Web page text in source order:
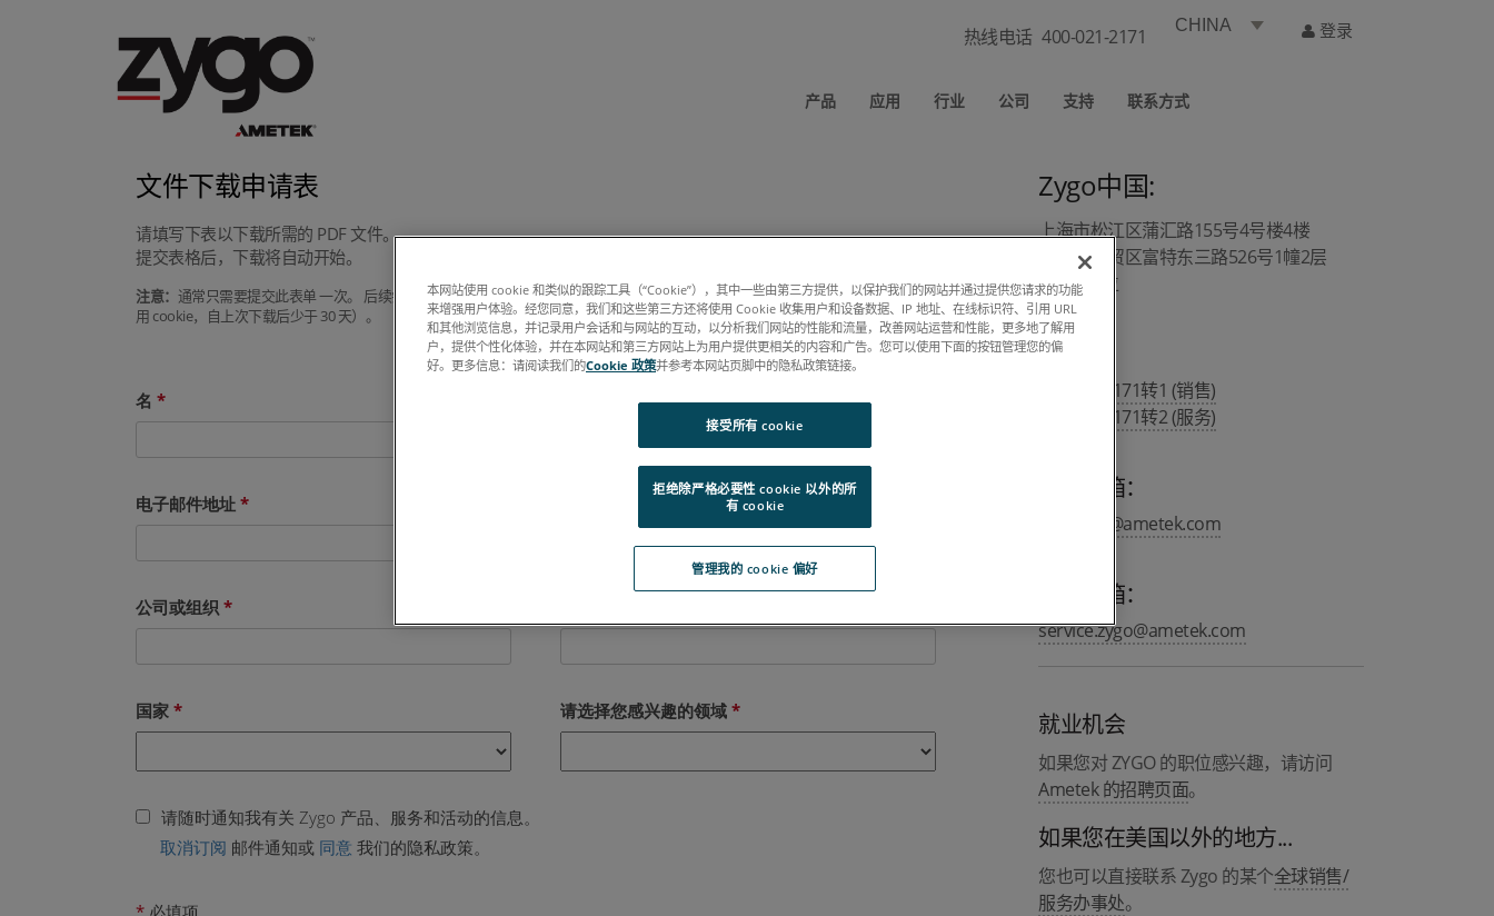
热线电话 400-021-2171 CHINA 登录
产品 应用 行业 公司 支持 联系方式
Zygo中国:
上海市松江区蒲汇路155号4号楼4楼
上海市自贸区富特东三路526号1幢2层
A1/A4部位
热线 :
400 021 2171转1 (销售)
400 021 2171转2 (服务)
销售邮箱：
info.zygo@ametek.com
服务邮箱：
service.zygo@ametek.com
就业机会
如果您对 ZYGO 的职位感兴趣，请访问
Ametek 的招聘页面。
如果您在美国以外的地方...
您也可以直接联系 Zygo 的某个全球销售/
服务办事处。
文件下载申请表
请填写下表以下载所需的 PDF 文件。
提交表格后，下载将自动开始。
注意： 通常只需要提交此表单 一次。 后续尝试下载手册或规范 PDF 时应绕过此表单（要求：相同的浏览器、相同的计算机、允许使
用 cookie，自上次下载后少于 30 天）。
本网站使用 cookie 和类似的跟踪工具（“Cookie”），其中一些由第三方提供，以保护我们的网站并通过提供您请求的功能
来增强用户体验。经您同意，我们和这些第三方还将使用 Cookie 收集用户和设备数据、IP 地址、在线标识符、引用 URL
和其他浏览信息，并记录用户会话和与网站的互动，以分析我们网站的性能和流量，改善网站运营和性能，更多地了解用
户，提供个性化体验，并在本网站和第三方网站上为用户提供更相关的内容和广告。您可以使用下面的按钮管理您的偏
好。更多信息：请阅读我们的Cookie 政策并参考本网站页脚中的隐私政策链接。
管理我的 cookie 偏好
拒绝除严格必要性 cookie 以外的所
有 cookie
接受所有 cookie